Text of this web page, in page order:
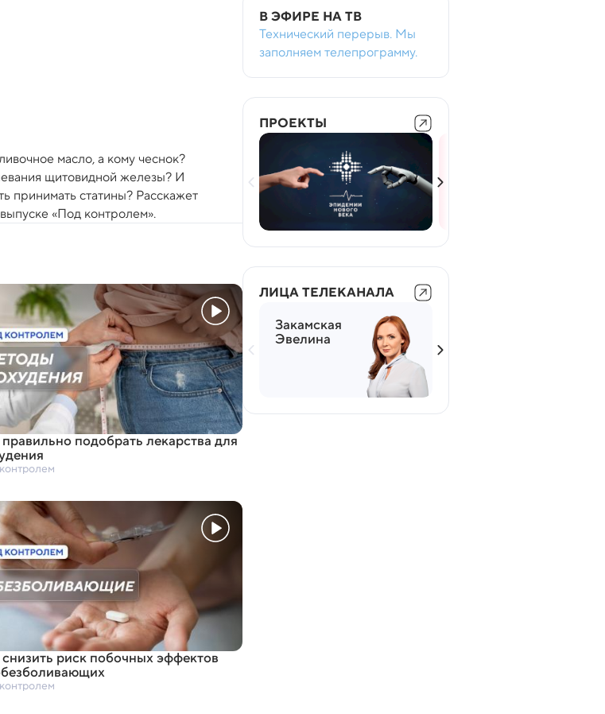
масло, а кому чеснок?
щитовидной железы? И
принимать статины? Расскажет
«Под контролем».
подобрать лекарства для
риск побочных эффектов
В ЭФИРЕ НА ТВ
Технический перерыв. Мы
заполняем телепрограмму.
ПРОЕКТЫ
ЛИЦА ТЕЛЕКАНАЛА
Закамская
Эвелина